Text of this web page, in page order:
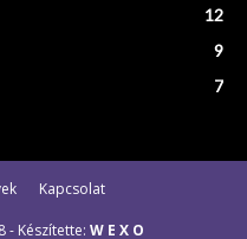
12
9
7
Kapcsolat
- Készítette: W E X O